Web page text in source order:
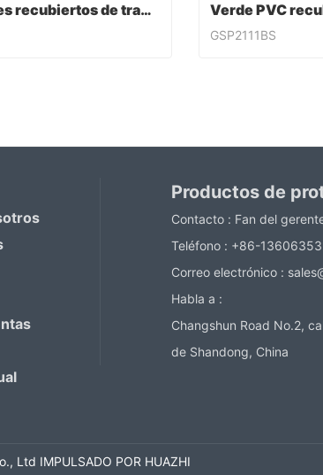
Guantes recubiertos de trabajo de PVC
GSP2111BS
Productos de
Contacto : Fan del
Teléfono : +86-
Correo electrónico :
Habla a :
Changshun Road No.2,
de Shandong, China
Ltd IMPULSADO POR HUAZHI